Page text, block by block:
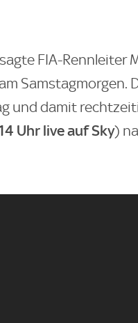
FIA-Rennleiter
Samstagmorgen.
und damit
Uhr live auf Sky)